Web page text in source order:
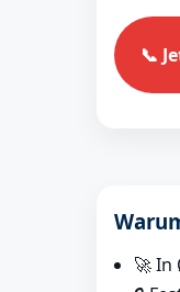
📞
🚀 In